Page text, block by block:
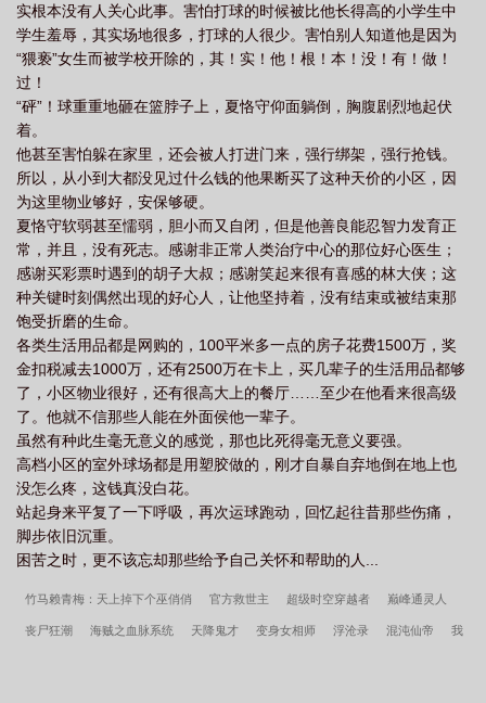
实根本没有人关心此事。害怕打球的时候被比他长得高的小学生中
学生羞辱，其实场地很多，打球的人很少。害怕别人知道他是因为
“猥亵”女生而被学校开除的，其！实！他！根！本！没！有！做！
过！
“砰”！球重重地砸在篮脖子上，夏恪守仰面躺倒，胸腹剧烈地起伏
着。
他甚至害怕躲在家里，还会被人打进门来，强行绑架，强行抢钱。
所以，从小到大都没见过什么钱的他果断买了这种天价的小区，因
为这里物业够好，安保够硬。
夏恪守软弱甚至懦弱，胆小而又自闭，但是他善良能忍智力发育正
常，并且，没有死志。感谢非正常人类治疗中心的那位好心医生；
感谢买彩票时遇到的胡子大叔；感谢笑起来很有喜感的林大侠；这
种关键时刻偶然出现的好心人，让他坚持着，没有结束或被结束那
饱受折磨的生命。
各类生活用品都是网购的，100平米多一点的房子花费1500万，奖
金扣税减去1000万，还有2500万在卡上，买几辈子的生活用品都够
了，小区物业很好，还有很高大上的餐厅……至少在他看来很高级
了。他就不信那些人能在外面侯他一辈子。
虽然有种此生毫无意义的感觉，那也比死得毫无意义要强。
高档小区的室外球场都是用塑胶做的，刚才自暴自弃地倒在地上也
没怎么疼，这钱真没白花。
站起身来平复了一下呼吸，再次运球跑动，回忆起往昔那些伤痛，
脚步依旧沉重。
困苦之时，更不该忘却那些给予自己关怀和帮助的人...
竹马赖青梅：天上掉下个巫俏俏 官方救世主 超级时空穿越者 巅峰通灵人
丧尸狂潮 海贼之血脉系统 天降鬼才 变身女相师 浮沧录 混沌仙帝 我